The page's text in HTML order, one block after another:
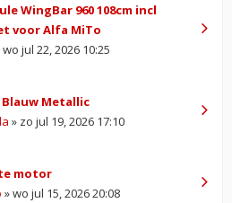
WingBar 960 108cm incl
voor Alfa MiTo
wo jul 22, 2026 10:25
Blauw Metallic
» zo jul 19, 2026 17:10
motor
» wo jul 15, 2026 20:08